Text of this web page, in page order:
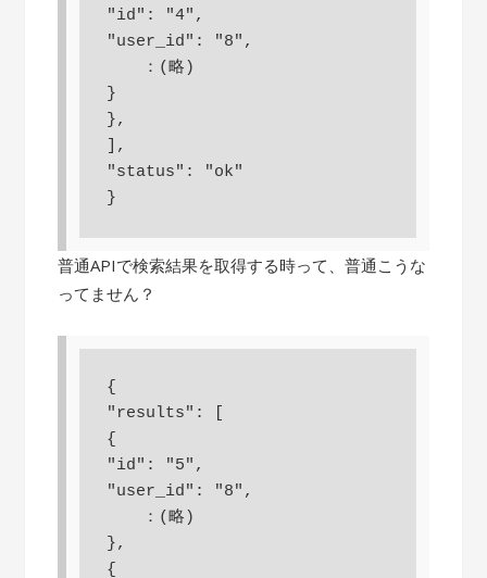
"id": "4",
"user_id": "8",
：(略)
}
},
],
"status": "ok"
}
普通APIで検索結果を取得する時って、普通こうな
ってません？
{
"results": [
{
"id": "5",
"user_id": "8",
：(略)
},
{